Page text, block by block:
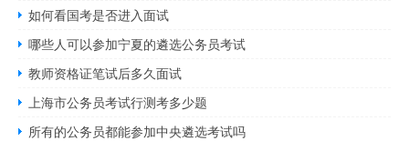
如何看国考是否进入面试
哪些人可以参加宁夏的遴选公务员考试
教师资格证笔试后多久面试
上海市公务员考试行测考多少题
所有的公务员都能参加中央遴选考试吗